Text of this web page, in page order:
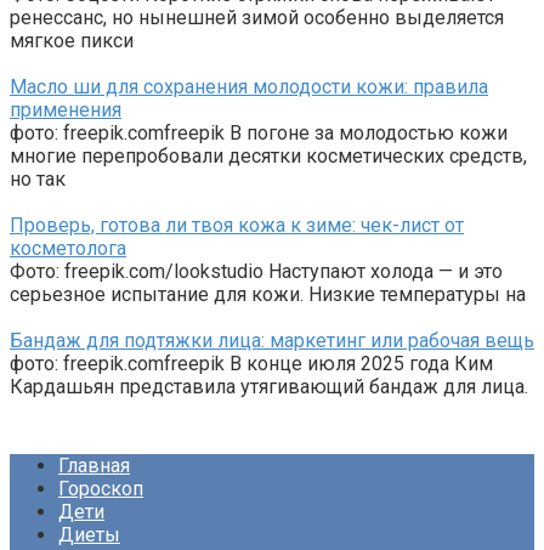
ренессанс, но нынешней зимой особенно выделяется
мягкое пикси
Масло ши для сохранения молодости кожи: правила
применения
фото: freepik.comfreepik В погоне за молодостью кожи
многие перепробовали десятки косметических средств,
но так
Проверь, готова ли твоя кожа к зиме: чек-лист от
косметолога
Фото: freepik.com/lookstudio Наступают холода — и это
серьезное испытание для кожи. Низкие температуры на
Бандаж для подтяжки лица: маркетинг или рабочая вещь
фото: freepik.comfreepik В конце июля 2025 года Ким
Кардашьян представила утягивающий бандаж для лица.
Главная
Гороскоп
Дети
Диеты